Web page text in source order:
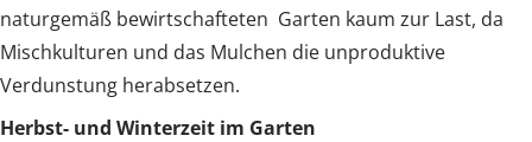
naturgemäß bewirtschafteten Garten kaum zur Last, da
Mischkulturen und das Mulchen die unproduktive
Verdunstung herabsetzen.
Herbst- und Winterzeit im Garten